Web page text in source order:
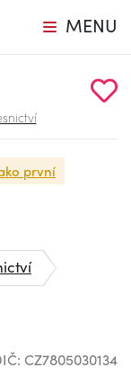
MENU
první
CZ7805030134